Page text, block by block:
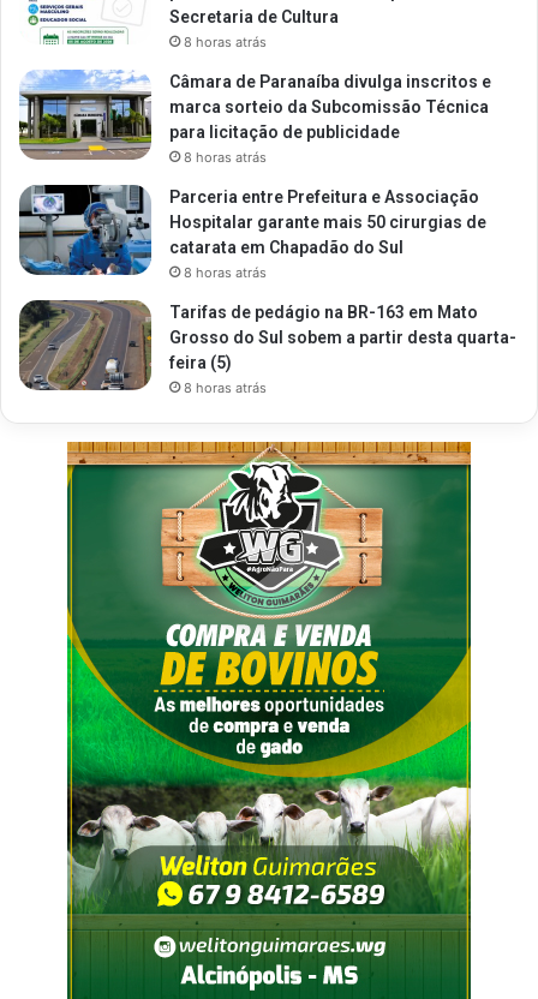
Secretaria de Cultura
8 horas atrás
Câmara de Paranaíba divulga inscritos e
marca sorteio da Subcomissão Técnica
para licitação de publicidade
8 horas atrás
Parceria entre Prefeitura e Associação
Hospitalar garante mais 50 cirurgias de
catarata em Chapadão do Sul
8 horas atrás
Tarifas de pedágio na BR-163 em Mato
Grosso do Sul sobem a partir desta quarta-
feira (5)
8 horas atrás